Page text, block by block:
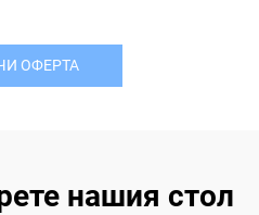
ОФЕРТА
нашия стол